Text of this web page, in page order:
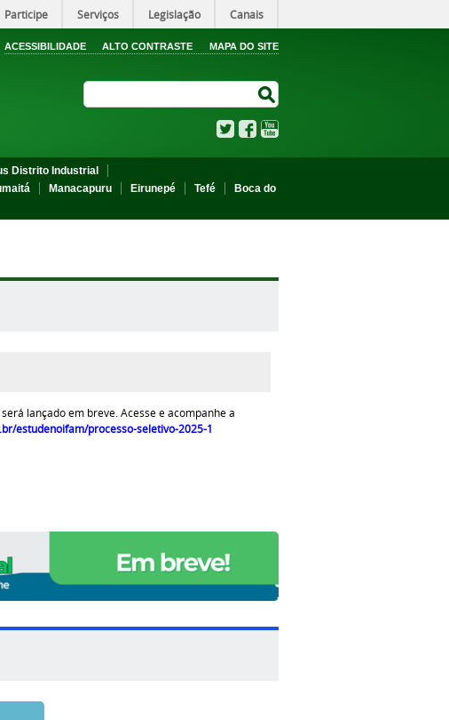
Participe Serviços Legislação Canais
ACESSIBILIDADE ALTO CONTRASTE MAPA DO SITE
TwitterFacebook
Distrito Industrial
Manacapuru Eirunepé Tefé
Boca do
lançado em breve. Acesse e acompanhe a
estudenoifam/processo-seletivo-2025-1